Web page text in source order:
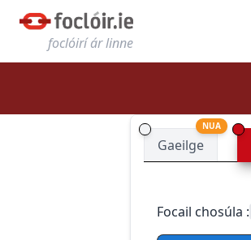
foclóirí ár linne
Gaeilge
NUA
Focail chosúla :